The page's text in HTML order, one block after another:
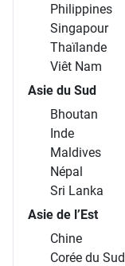
Philippines
Singapour
Thaïlande
Viêt Nam
Asie du Sud
Bhoutan
Inde
Maldives
Népal
Sri Lanka
Asie de l’Est
Chine
Corée du Sud